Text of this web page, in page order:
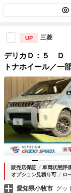
UP 三菱
デリカＤ：５ Ｄ
トナホイール／一
スライドドア／シ
シフト／ＣＤ／Ｄ
販売店保証 車両状態評
オプション見積り可
ロ
愛知県小牧市 グッ